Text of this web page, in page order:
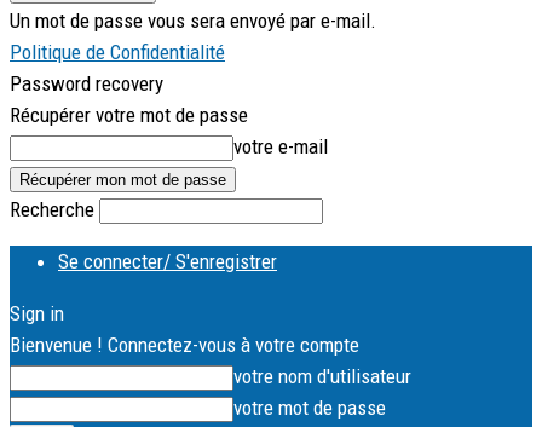
Un mot de passe vous sera envoyé par e-mail.
Politique de Confidentialité
Password recovery
Récupérer votre mot de passe
votre e-mail
Recherche
Se connecter/ S'enregistrer
Sign in
Bienvenue ! Connectez-vous à votre compte
votre nom d'utilisateur
votre mot de passe